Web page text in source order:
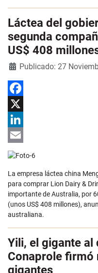
Láctea del
segunda
US$ 408
DetallesPublicado: 27
Facebook
X
LinkedIn
Email
La empresa láctea china
para comprar Lion Dairy &
importante de Australia, por
(unos US$ 408 millones),
australiana.
Yili, el gigante al
Conaprole firmó
gigantes